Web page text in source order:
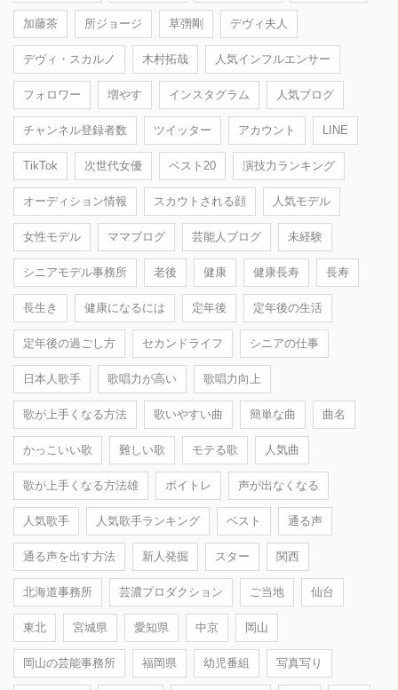
加藤茶 所ジョージ 草彅剛 デヴィ夫人
デヴィ・スカルノ 木村拓哉 人気インフルエンサー
フォロワー 増やす インスタグラム 人気ブログ
チャンネル登録者数 ツイッター アカウント LINE
TikTok 次世代女優 ベスト20 演技力ランキング
オーディション情報 スカウトされる顔 人気モデル
女性モデル ママブログ 芸能人ブログ 未経験
シニアモデル事務所 老後 健康 健康長寿 長寿
長生き 健康になるには 定年後 定年後の生活
定年後の過ごし方 セカンドライフ シニアの仕事
日本人歌手 歌唱力が高い 歌唱力向上
歌が上手くなる方法 歌いやすい曲 簡単な曲 曲名
かっこいい歌 難しい歌 モテる歌 人気曲
歌が上手くなる方法雄 ボイトレ 声が出なくなる
人気歌手 人気歌手ランキング ベスト 通る声
通る声を出す方法 新人発掘 スター 関西
北海道事務所 芸濃プロダクション ご当地 仙台
東北 宮城県 愛知県 中京 岡山
岡山の芸能事務所 福岡県 幼児番組 写真写り